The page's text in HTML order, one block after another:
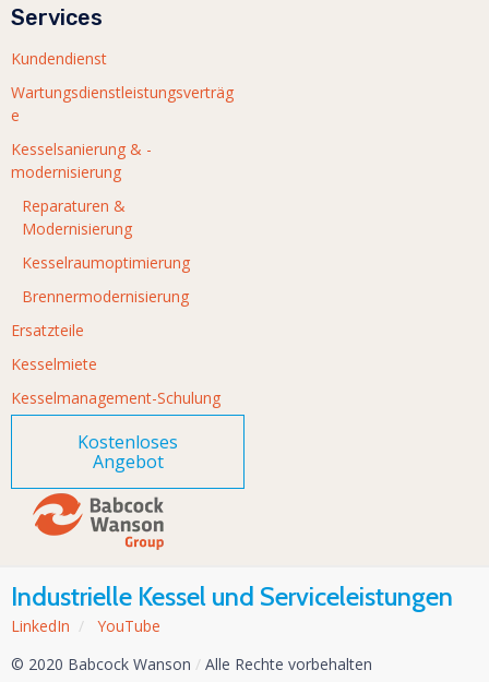
Services
Kundendienst
Wartungsdienstleistungsverträg
e
Kesselsanierung & -
modernisierung
Reparaturen &
Modernisierung
Kesselraumoptimierung
Brennermodernisierung
Ersatzteile
Kesselmiete
Kesselmanagement-Schulung
Kostenloses
Angebot
Industrielle Kessel und Serviceleistungen
LinkedIn /
YouTube
© 2020 Babcock Wanson / Alle Rechte vorbehalten